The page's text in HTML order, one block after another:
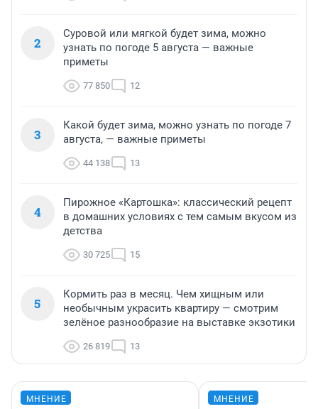
2
Суровой или мягкой будет зима, можно
узнать по погоде 5 августа — важные
приметы
77 850 12
3
Какой будет зима, можно узнать по погоде 7
августа, — важные приметы
44 138 13
4
Пирожное «Картошка»: классический рецепт
в домашних условиях с тем самым вкусом из
детства
30 725 15
5
Кормить раз в месяц. Чем хищным или
необычным украсить квартиру — смотрим
зелёное разнообразие на выставке экзотики
26 819 13
МНЕНИЕ МНЕНИЕ